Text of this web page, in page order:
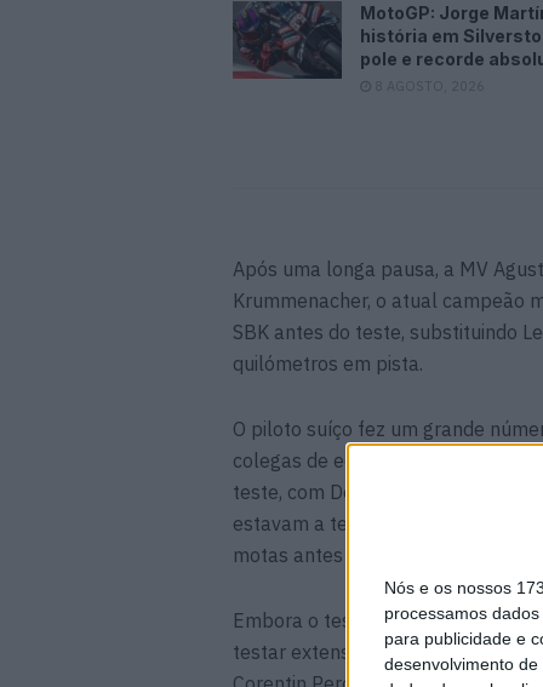
Nós e os nossos
processamos
para publicidade e
desenvolvimento de
MotoGP: Jorge
história em
pole e recorde
8 AGOSTO, 2026
Após uma longa pausa, a MV
Krummenacher, o atual campeão
SBK antes do teste, substituindo
quilómetros em pista.
O piloto suíço fez um grande
colegas de equipa Raffaele De
teste, com De Rosa a chegar em
estavam a testar novas
motas antes do recomeço da
Embora o teste de Misano tenha
testar extensivamente no Circuito